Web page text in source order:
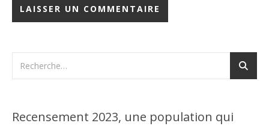
Recensement 2023, une population qui